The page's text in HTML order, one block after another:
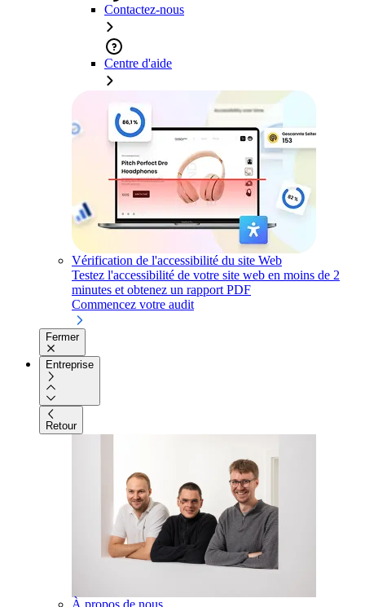
Contactez-nous
Centre d'aide
Vérification de l'accessibilité du site Web
Testez l'accessibilité de votre site web en moins de 2
minutes et obtenez un rapport PDF
Commencez votre audit
Fermer
Entreprise
Retour
À propos de nous